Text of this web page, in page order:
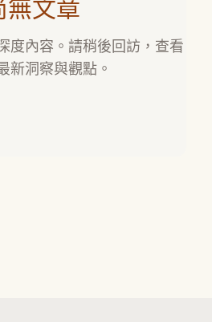
無文章
度內容。請稍後回訪，查看
新洞察與觀點。